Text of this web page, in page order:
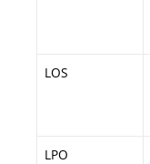
LOS
LPO